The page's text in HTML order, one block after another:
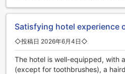
Satisfying hotel experience
◇投稿日 2026年6月4日◇
The hotel is well-equipped, with
(except for toothbrushes), a